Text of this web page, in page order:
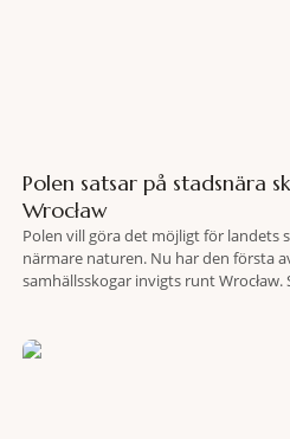
Polen satsar på stadsnära
Wrocław
Polen vill göra det möjligt för
närmare naturen. Nu har den första
samhällsskogar invigts runt
fler människor ska kunna promenera,